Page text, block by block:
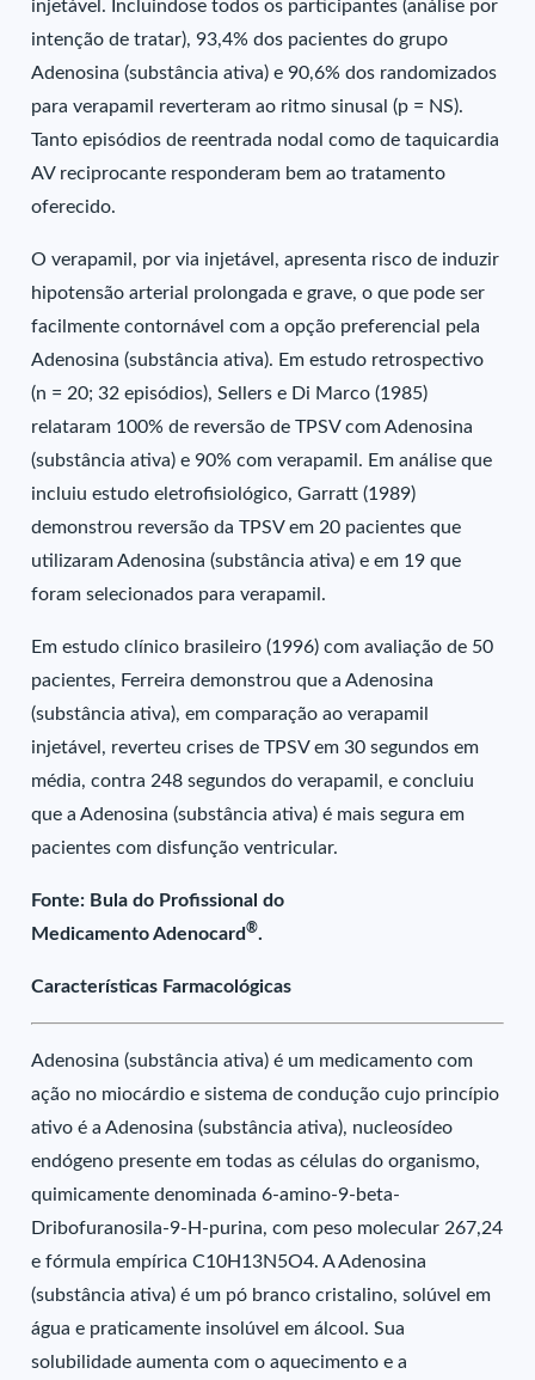
injetável. Incluindose todos os participantes (análise por
intenção de tratar), 93,4% dos pacientes do grupo
Adenosina (substância ativa) e 90,6% dos randomizados
para verapamil reverteram ao ritmo sinusal (p = NS).
Tanto episódios de reentrada nodal como de taquicardia
AV reciprocante responderam bem ao tratamento
oferecido.
O verapamil, por via injetável, apresenta risco de induzir
hipotensão arterial prolongada e grave, o que pode ser
facilmente contornável com a opção preferencial pela
Adenosina (substância ativa). Em estudo retrospectivo
(n = 20; 32 episódios), Sellers e Di Marco (1985)
relataram 100% de reversão de TPSV com Adenosina
(substância ativa) e 90% com verapamil. Em análise que
incluiu estudo eletrofisiológico, Garratt (1989)
demonstrou reversão da TPSV em 20 pacientes que
utilizaram Adenosina (substância ativa) e em 19 que
foram selecionados para verapamil.
Em estudo clínico brasileiro (1996) com avaliação de 50
pacientes, Ferreira demonstrou que a Adenosina
(substância ativa), em comparação ao verapamil
injetável, reverteu crises de TPSV em 30 segundos em
média, contra 248 segundos do verapamil, e concluiu
que a Adenosina (substância ativa) é mais segura em
pacientes com disfunção ventricular.
Fonte: Bula do Profissional do
Medicamento Adenocard®.
Características Farmacológicas
Adenosina (substância ativa) é um medicamento com
ação no miocárdio e sistema de condução cujo princípio
ativo é a Adenosina (substância ativa), nucleosídeo
endógeno presente em todas as células do organismo,
quimicamente denominada 6-amino-9-beta-
Dribofuranosila-9-H-purina, com peso molecular 267,24
e fórmula empírica C10H13N5O4. A Adenosina
(substância ativa) é um pó branco cristalino, solúvel em
água e praticamente insolúvel em álcool. Sua
solubilidade aumenta com o aquecimento e a